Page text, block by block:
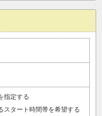
指定する
スタート時間帯を希望する